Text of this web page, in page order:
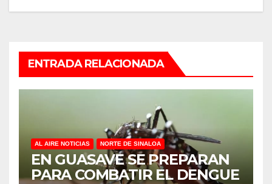
ENTRADA RELACIONADA
AL AIRE NOTICIAS NORTE DE SINALOA
EN GUASAVE SE PREPARAN
PARA COMBATIR EL DENGUE